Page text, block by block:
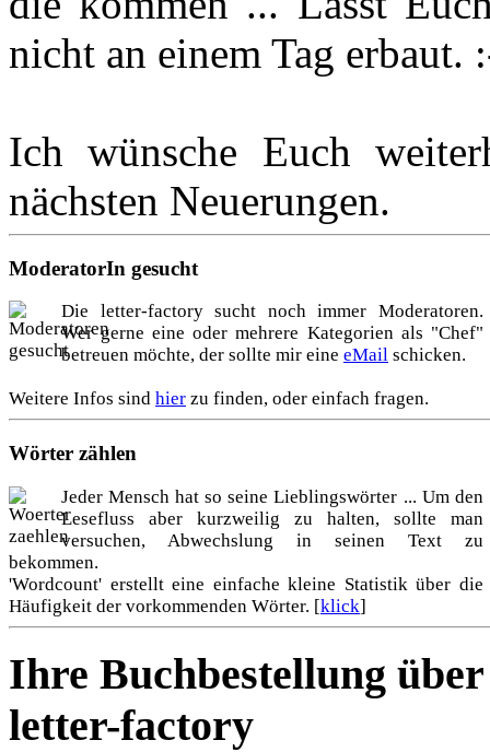
nicht an einem Tag erbaut.
Ich wünsche Euch
nächsten Neuerungen.
ModeratorIn gesucht
Die letter-factory sucht noch immer Moderatoren.
Wer gerne eine oder mehrere Kategorien als "Chef"
betreuen möchte, der sollte mir eine eMail schicken.
Weitere Infos sind hier zu finden, oder einfach fragen.
Wörter zählen
Jeder Mensch hat so seine Lieblingswörter ... Um den
Lesefluss aber kurzweilig zu halten, sollte man
versuchen, Abwechslung in seinen Text zu
bekommen.
'Wordcount' erstellt eine einfache kleine Statistik über die
Häufigkeit der vorkommenden Wörter. [klick]
Ihre Buchbestellung
letter-factory